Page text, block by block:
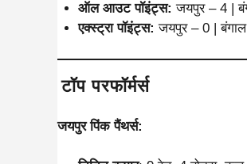
ऑल आउट पॉइंट्स: जयपुर – 4 |
एक्स्ट्रा पॉइंट्स: जयपुर – 0 |
टॉप परफॉर्मर्स
जयपुर पिंक पैंथर्स: